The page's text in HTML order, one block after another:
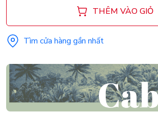
THÊM VÀO GIỎ
Tìm cửa hàng gần nhất